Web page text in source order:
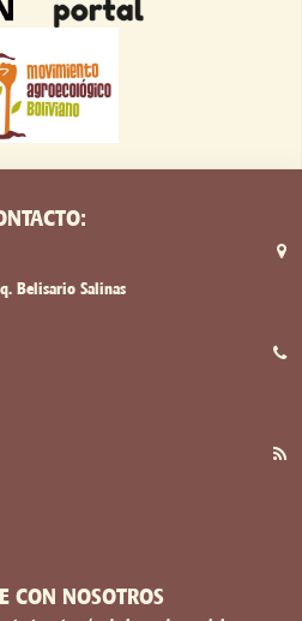
Belisario Salinas
CON NOSOTROS